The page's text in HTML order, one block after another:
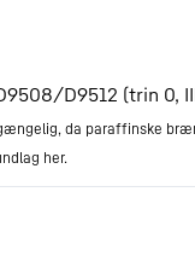
D9512 (trin 0,
da paraffinske
her.